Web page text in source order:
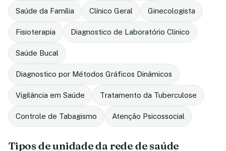
Saúde da Família Clínico Geral Ginecologista
Fisioterapia Diagnostico de Laboratório Clinico
Saúde Bucal
Diagnostico por Métodos Gráficos Dinâmicos
Vigilância em Saúde Tratamento da Tuberculose
Controle de Tabagismo Atenção Psicossocial
Tipos de unidade da rede de saúde